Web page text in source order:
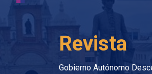
Revista
Gobierno Autónomo